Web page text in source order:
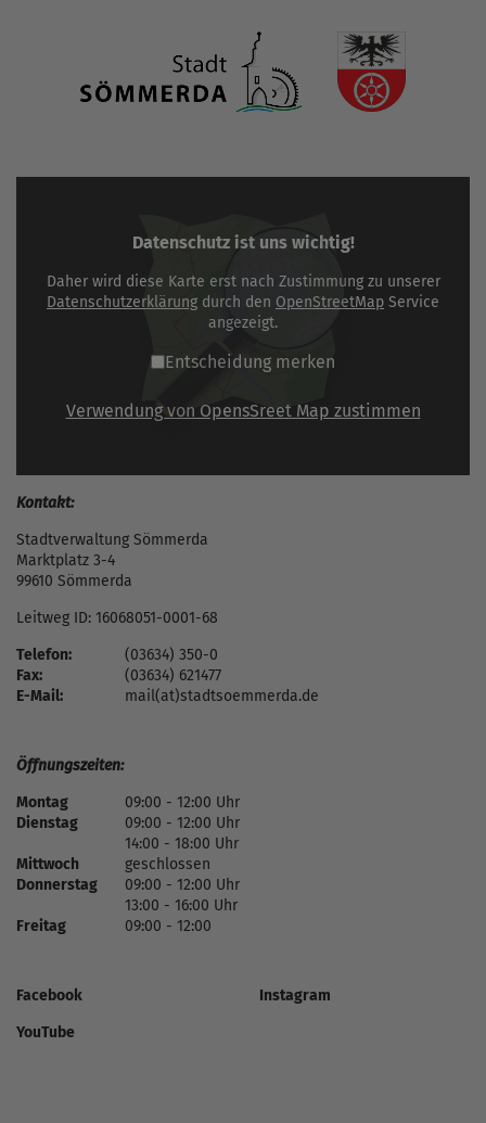
Datenschutz ist uns wichtig!
Daher wird diese Karte erst nach Zustimmung zu unserer
Datenschutzerklärung durch den OpenStreetMap Service
angezeigt.
Entscheidung merken
Verwendung von OpensSreet Map zustimmen
Kontakt:
Stadtverwaltung Sömmerda
Marktplatz 3-4
99610 Sömmerda
Leitweg ID: 16068051-0001-68
Telefon:
(03634) 350-0
Fax:
(03634) 621477
E-Mail:
mail(at)stadtsoemmerda.de
Öffnungszeiten:
Montag
09:00 - 12:00 Uhr
Dienstag
09:00 - 12:00 Uhr
14:00 - 18:00 Uhr
Mittwoch
geschlossen
Donnerstag
09:00 - 12:00 Uhr
13:00 - 16:00 Uhr
Freitag
09:00 - 12:00
Facebook
Instagram
YouTube